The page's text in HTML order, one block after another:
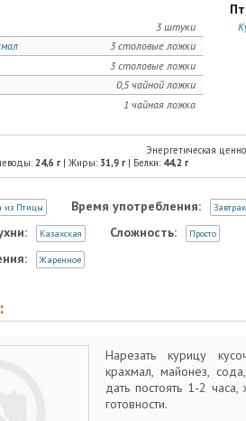
3 штуки
3 столовые ложки
3 столовые ложки
0,5 чайной ложки
1 чайная ложка
Энергетическая
24,6 г| Жиры: 31,9 г| Белки: 44,2 г
из Птицы Время употребления: Завтрак
Казахская Сложность: Просто
Жаренное
Нарезать курицу
крахмал, майонез,
дать постоять 1-2
готовности.